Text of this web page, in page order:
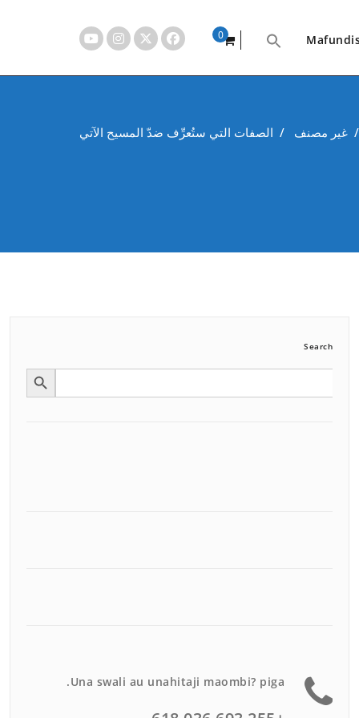
0
غير مصنف / الصفات التي ستُعرِّف ضدّ المسيح الآتي
Search
Search
Search Button
Una swali au unahitaji maombi? piga.